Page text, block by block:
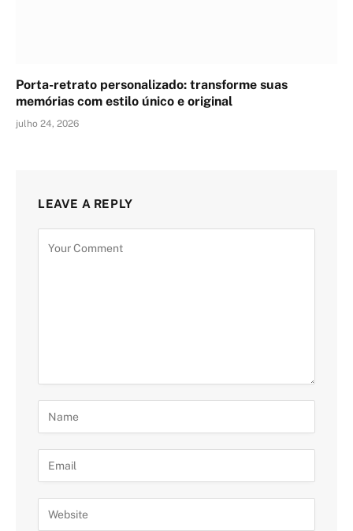
Porta-retrato personalizado: transforme suas
memórias com estilo único e original
julho 24, 2026
LEAVE A REPLY